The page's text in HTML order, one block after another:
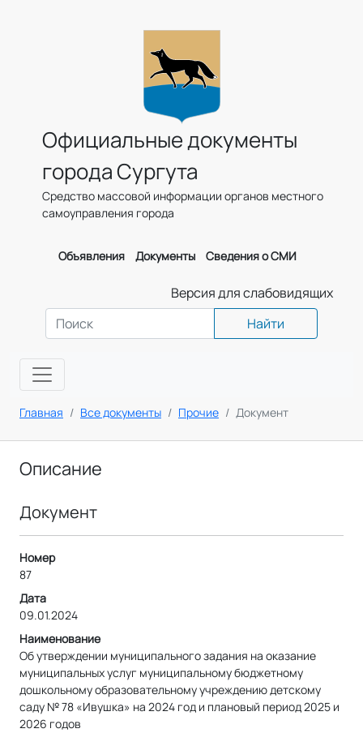
Официальные документы
города Сургута
Средство массовой информации органов местного
самоуправления города
Объявления Документы Сведения о СМИ
Версия для слабовидящих
Найти
Главная Все документы Прочие Документ
Описание
Документ
Номер
87
Дата
09.01.2024
Наименование
Об утверждении муниципального задания на оказание
муниципальных услуг муниципальному бюджетному
дошкольному образовательному учреждению детскому
саду № 78 «Ивушка» на 2024 год и плановый период 2025 и
2026 годов